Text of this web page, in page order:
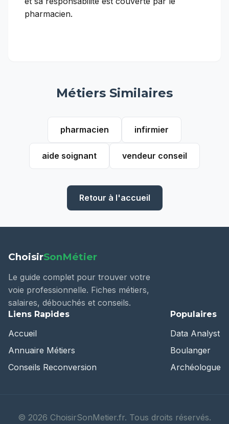
pharmacien.
Métiers Similaires
pharmacien infirmier
aide soignant vendeur conseil
Retour à l'accueil
ChoisirSonMétier
Le guide complet pour trouver votre
voie professionnelle. Fiches métiers,
salaires, débouchés et conseils.
Liens Rapides
Accueil
Annuaire Métiers
Conseils Reconversion
Populaires
Data Analyst
Boulanger
Archéologue
© 2026 ChoisirSonMetier.fr. Tous droits réservés.